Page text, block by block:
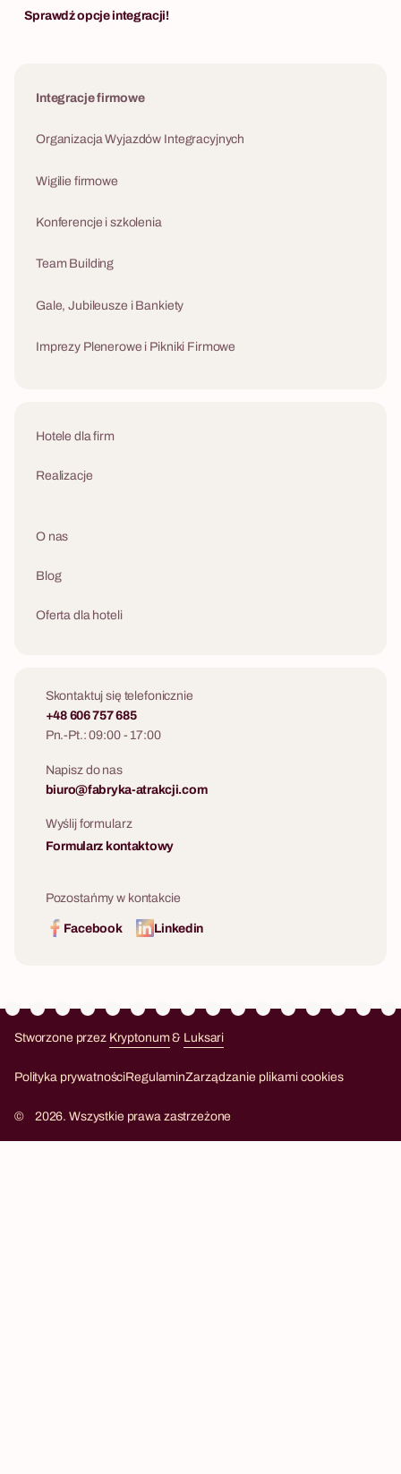
psychologię i wspólną zabawę.
Sprawdź opcje integracji!
Integracje firmowe
Organizacja Wyjazdów Integracyjnych
Wigilie firmowe
Konferencje i szkolenia
Team Building
Gale, Jubileusze i Bankiety
Imprezy Plenerowe i Pikniki Firmowe
Hotele dla firm
Realizacje
O nas
Blog
Oferta dla hoteli
Skontaktuj się telefonicznie
+48 606 757 685
Pn.-Pt.: 09:00 - 17:00
Napisz do nas
biuro@fabryka-atrakcji.com
Wyślij formularz
Formularz kontaktowy
Pozostańmy w kontakcie
Facebook Linkedin
Stworzone przez Kryptonum& Luksari
Polityka prywatnościRegulaminZarządzanie plikami cookies
© 2026. Wszystkie prawa zastrzeżone